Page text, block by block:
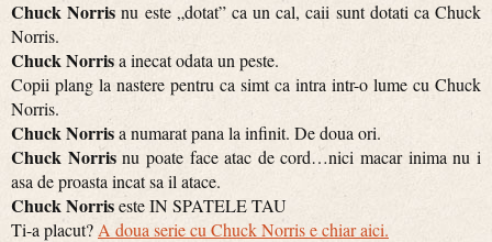
Chuck Norris nu este „dotat” ca un cal, caii sunt dotati ca Chuck
Norris.
Chuck Norrisa inecat odata un peste.
Copii plang la nastere pentru ca simt ca intra intr-o lume cu Chuck
Norris.
Chuck Norrisa numarat pana la infinit. De doua ori.
Chuck Norrisnu poate face atac de cord…nici macar inima nu i
asa de proasta incat sa il atace.
Chuck Norriseste IN SPATELE TAU
Ti-a placut? A doua serie cu Chuck Norris e chiar aici.